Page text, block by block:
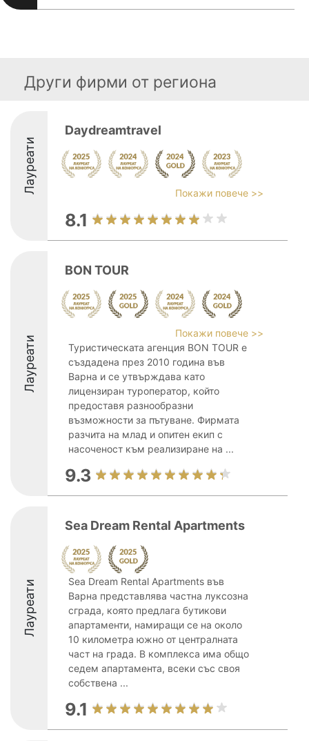
Други фирми от региона
Лауреати
Daydreamtravel
Покажи повече >>
8.1
Лауреати
BON TOUR
Покажи повече >>
Туристическата агенция BON TOUR е
създадена през 2010 година във
Варна и се утвърждава като
лицензиран туроператор, който
предоставя разнообразни
възможности за пътуване. Фирмата
разчита на млад и опитен екип с
насоченост към реализиране на ...
9.3
Лауреати
Sea Dream Rental Apartments
Sea Dream Rental Apartments във
Варна представлява частна луксозна
сграда, която предлага бутикови
апартаменти, намиращи се на около
10 километра южно от централната
част на града. В комплекса има общо
седем апартамента, всеки със своя
собствена ...
9.1